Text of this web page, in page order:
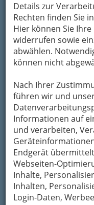
Details zur
Rechten finden Sie
Hier können Sie
widerrufen sowie
abwählen.
können nicht
Nach Ihrer
führen wir und
Informationen auf
und verarbeiten,
Endgerät
Webseiten-
Inhalte,
Inhalten,
Login-Daten,
Gastronomie